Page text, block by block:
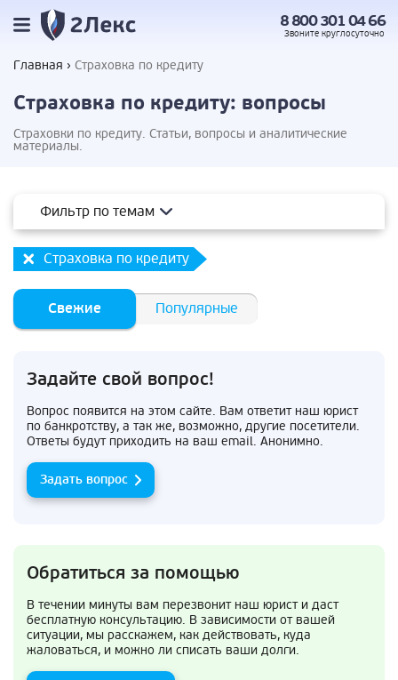
8 800 301 04 66
Звоните круглосуточно
Главная Страховка по кредиту
Страховка по кредиту: вопросы
Страховки по кредиту. Статьи, вопросы и аналитические
материалы.
Страховка по кредиту
Свежие Популярные
Задайте свой вопрос!
Вопрос появится на этом сайте. Вам ответит наш юрист
по банкротству, а так же, возможно, другие посетители.
Ответы будут приходить на ваш email. Анонимно.
Задать вопрос
Обратиться за помощью
В течении минуты вам перезвонит наш юрист и даст
бесплатную консультацию. В зависимости от вашей
ситуации, мы расскажем, как действовать, куда
жаловаться, и можно ли списать ваши долги.
Фильтр по темам